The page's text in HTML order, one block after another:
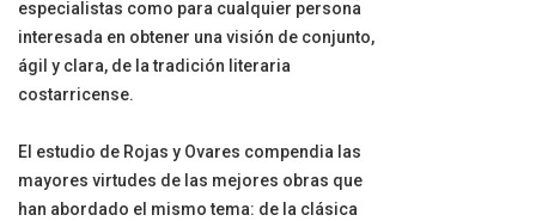
especialistas como para cualquier persona
interesada en obtener una visión de conjunto,
ágil y clara, de la tradición literaria
costarricense.
El estudio de Rojas y Ovares compendia las
mayores virtudes de las mejores obras que
han abordado el mismo tema: de la clásica